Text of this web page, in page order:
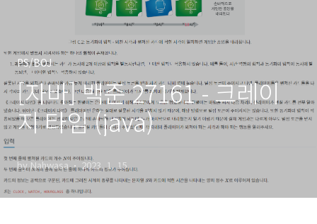
PS/BOJ
[자바] 백준 27161 - 크레이
지 타임 (java)
by Nahwasa 2023. 1. 15.